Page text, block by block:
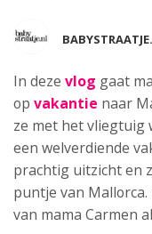
In deze vlog gaat
op vakantie naar
ze met het vliegtuig
een welverdiende
prachtig uitzicht en
puntje van Mallorca.
van mama Carmen